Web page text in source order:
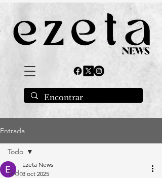
Entrada
Todo
Todo
Ezeta News
3 oct 2025